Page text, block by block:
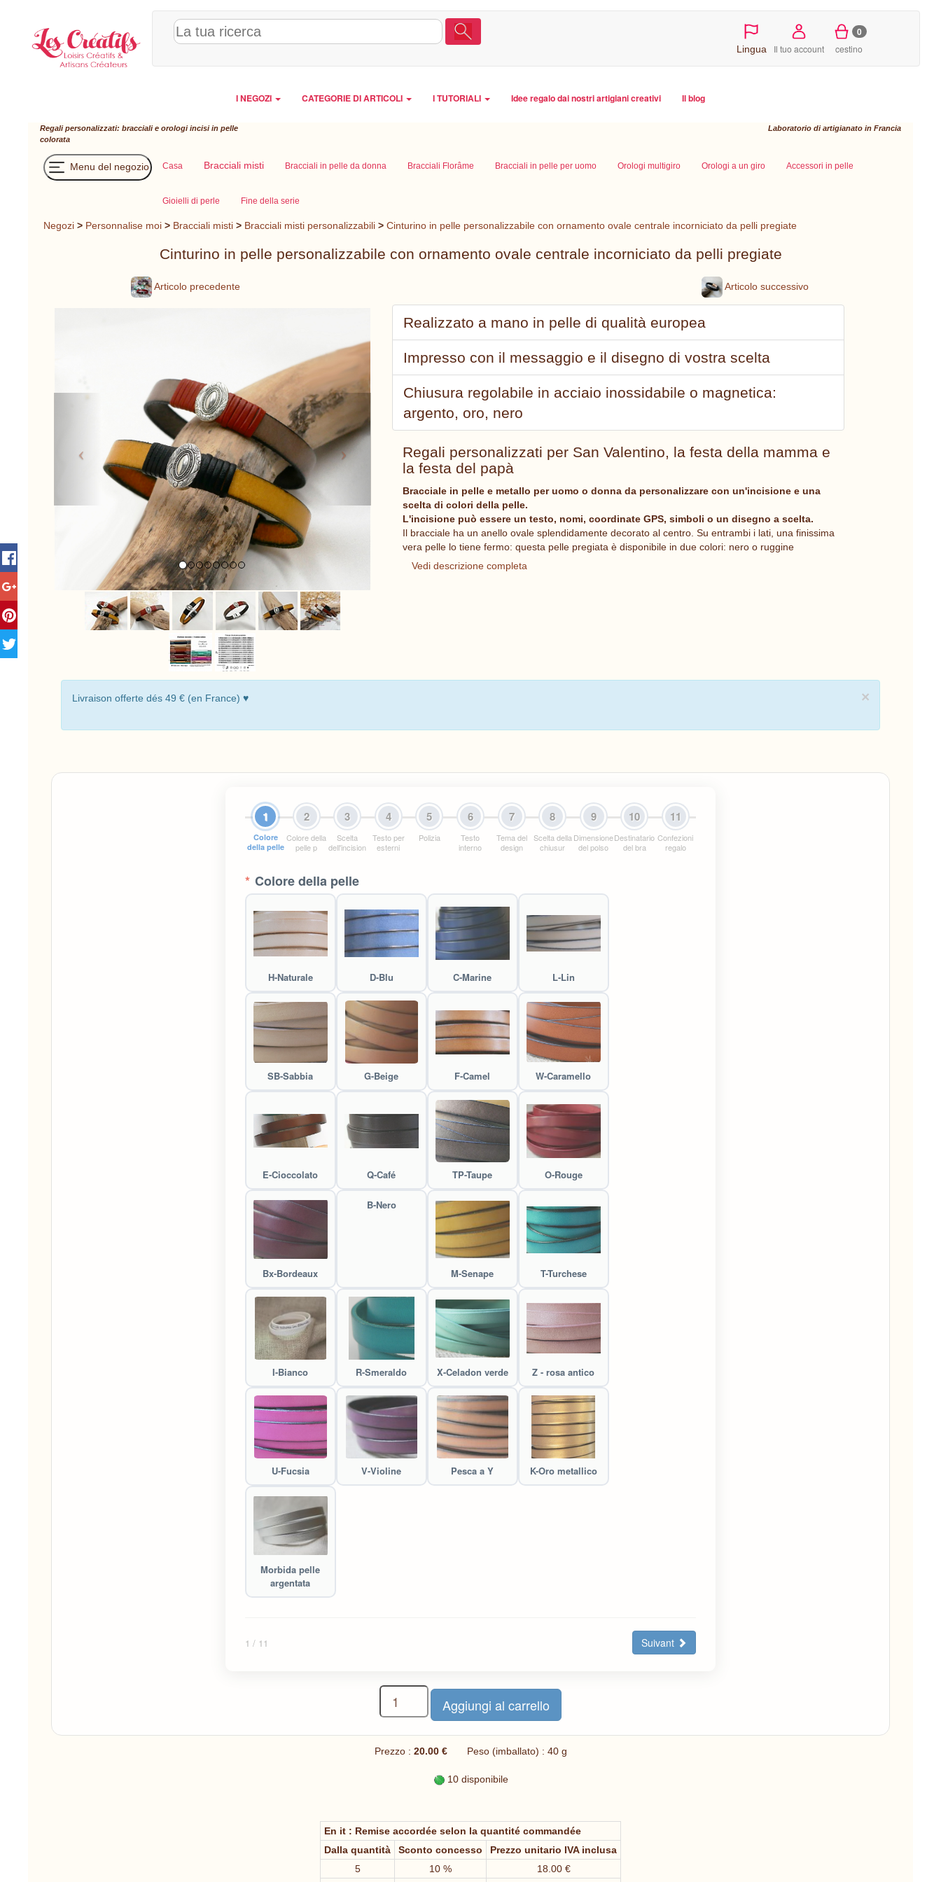
Lingua Il tuo account
0
cestino
I NEGOZI CATEGORIE DI ARTICOLI I TUTORIALI Idee regalo dai nostri artigiani creativi Il blog
Regali personalizzati: bracciali e orologi incisi in pelle
colorata
Laboratorio di artigianato in Francia
Menu del negozio Casa Bracciali misti Bracciali in pelle da donna Bracciali Florâme Bracciali in pelle per uomo Orologi multigiro Orologi a un giro Accessori in pelle
Gioielli di perle Fine della serie
Negozi > Personnalise moi > Bracciali misti > Bracciali misti personalizzabili > Cinturino in pelle personalizzabile con ornamento ovale centrale incorniciato da pelli pregiate
Cinturino in pelle personalizzabile con ornamento ovale centrale incorniciato da pelli pregiate
Articolo precedente Articolo successivo
Previous
Realizzato a mano in pelle di qualità europea
Impresso con il messaggio e il disegno di vostra scelta
Chiusura regolabile in acciaio inossidabile o magnetica:
argento, oro, nero
Regali personalizzati per San Valentino, la festa della mamma e
la festa del papà
Bracciale in pelle e metallo per uomo o donna da personalizzare con un'incisione e una
scelta di colori della pelle.
L'incisione può essere un testo, nomi, coordinate GPS, simboli o un disegno a scelta.
Il bracciale ha un anello ovale splendidamente decorato al centro. Su entrambi i lati, una finissima
vera pelle lo tiene fermo: questa pelle pregiata è disponibile in due colori: nero o ruggine
Vedi descrizione completa
×
Livraison offerte dés 49 € (en France) ♥
1
Colore
della pelle
2
Colore della
pelle p
3
Scelta
dell'incision
4
Testo per
esterni
5
Polizia
6
Testo
interno
7
Tema del
design
8
Scelta della
chiusur
9
Dimensione
del polso
10
Destinatario
del bra
11
Confezioni
regalo
* Colore della pelle
H-Naturale D-Blu C-Marine L-Lin
SB-Sabbia G-Beige F-Camel W-Caramello
E-Cioccolato Q-Café TP-Taupe O-Rouge
Bx-Bordeaux
B-Nero
M-Senape T-Turchese
I-Bianco R-Smeraldo X-Celadon verde Z - rosa antico
U-Fucsia V-Violine Pesca a Y K-Oro metallico
Morbida pelle
argentata
1 / 11 Suivant
Prezzo : 20.00 € Peso (imballato) : 40 g
10 disponibile
En it : Remise accordée selon la quantité commandée
Dalla quantità
Sconto concesso
Prezzo unitario IVA inclusa
5
10 % 18.00 €